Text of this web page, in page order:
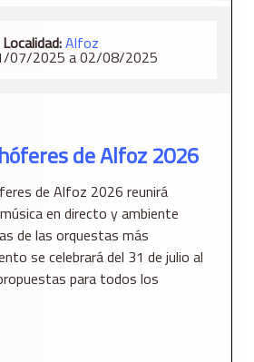
Localidad:Alfoz
07/2025 a 02/08/2025
de Alfoz 2026
de Alfoz 2026 reunirá
en directo y ambiente
de las orquestas más
se celebrará del 31 de julio al
para todos los